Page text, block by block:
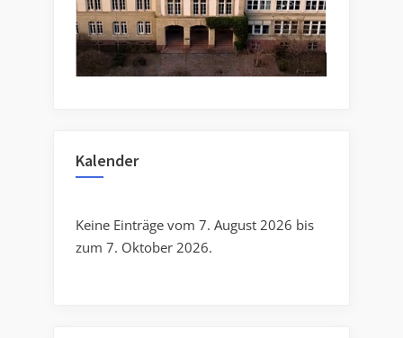
Kalender
Keine Einträge vom 7. August 2026 bis
zum 7. Oktober 2026.